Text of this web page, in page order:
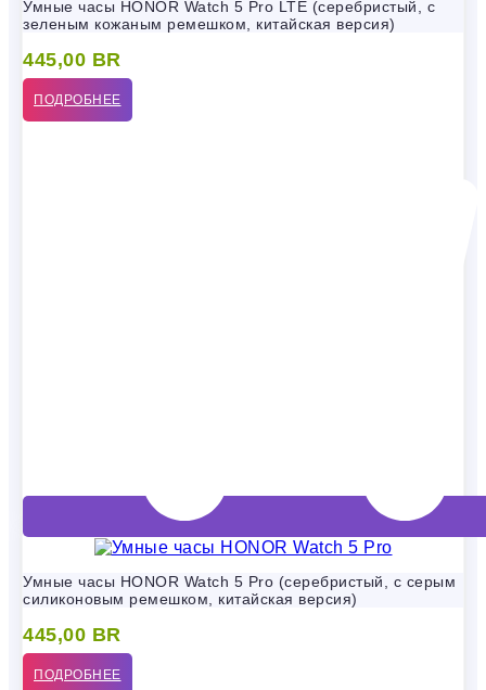
Умные часы HONOR Watch 5 Pro LTE (серебристый, с
зеленым кожаным ремешком, китайская версия)
445,00 BR
ПОДРОБНЕЕ
Умные часы HONOR Watch 5 Pro (серебристый, с серым
силиконовым ремешком, китайская версия)
445,00 BR
ПОДРОБНЕЕ